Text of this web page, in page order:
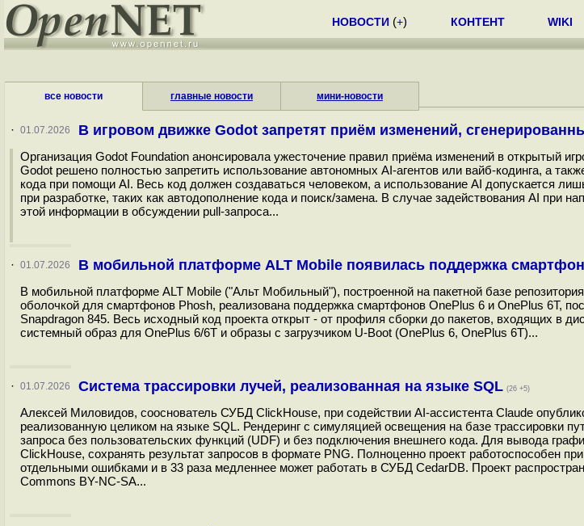
НОВОСТИ (+) КОНТЕНТ WIKI
все новости главные новости мини-новости
· 01.07.2026 В игровом движке Godot запретят приём изменений,
Организация Godot Foundation анонсировала ужесточение правил приёма изменений в открытый
Godot решено полностью запретить использование автономных AI-агентов или вайб-кодинга, а
кода при помощи AI. Весь код должен создаваться человеком, а использование AI допускается
при разработке, таких как автодополнение кода и поиск/замена. В случае задействования AI при
этой информации в обсуждении pull-запроса...
· 01.07.2026 В мобильной платформе ALT Mobile появилась поддержка
В мобильной платформе ALT Mobile ("Альт Мобильный"), построенной на пакетной базе
оболочкой для смартфонов Phosh, реализована поддержка смартфонов OnePlus 6 и OnePlus 6T,
Snapdragon 845. Весь исходный код проекта открыт - от профиля сборки до пакетов, входящих в
системный образ для OnePlus 6/6T и образы с загрузчиком U-Boot (OnePlus 6, OnePlus 6T)...
· 01.07.2026 Система трассировки лучей, реализованная на языке SQL (26 +5)
Алексей Миловидов, сооснователь СУБД ClickHouse, при содействии AI-ассистента Claude
реализованную целиком на языке SQL. Рендеринг с симуляцией освещения на базе трассировки
запроса без пользовательских функций (UDF) и без подключения внешнего кода. Для вывода
ClickHouse, сохранять результат запросов в формате PNG. Полноценно проект работоспособен
отдельными ошибками и в 33 раза медленнее может работать в СУБД CedarDB. Проект
Commons BY-NC-SA...